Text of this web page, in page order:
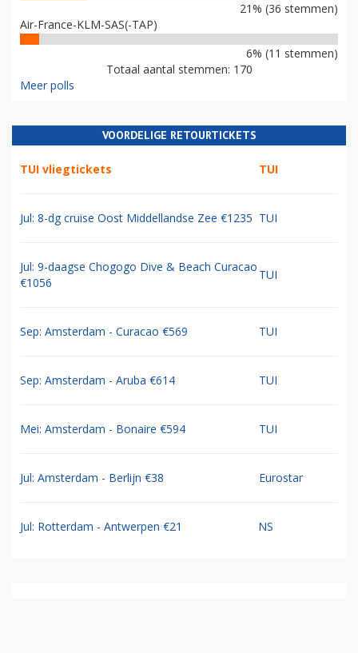
21% (36 stemmen)
Air-France-KLM-SAS(-TAP)
6% (11 stemmen)
Totaal aantal stemmen: 170
Meer polls
VOORDELIGE RETOURTICKETS
TUI vliegtickets TUI
Jul: 8-dg cruise Oost Middellandse Zee €1235 TUI
Jul: 9-daagse Chogogo Dive & Beach Curacao
€1056
TUI
Sep: Amsterdam - Curacao €569 TUI
Sep: Amsterdam - Aruba €614 TUI
Mei: Amsterdam - Bonaire €594 TUI
Jul: Amsterdam - Berlijn €38 Eurostar
Jul: Rotterdam - Antwerpen €21 NS